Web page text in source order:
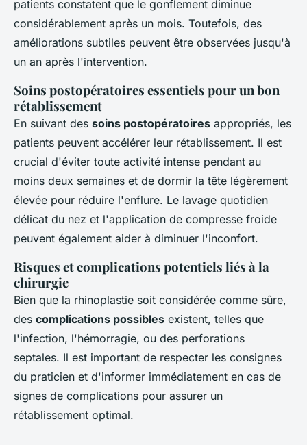
patients constatent que le gonflement diminue
considérablement après un mois. Toutefois, des
améliorations subtiles peuvent être observées jusqu'à
un an après l'intervention.
Soins postopératoires essentiels pour un bon
rétablissement
En suivant des soins postopératoires appropriés, les
patients peuvent accélérer leur rétablissement. Il est
crucial d'éviter toute activité intense pendant au
moins deux semaines et de dormir la tête légèrement
élevée pour réduire l'enflure. Le lavage quotidien
délicat du nez et l'application de compresse froide
peuvent également aider à diminuer l'inconfort.
Risques et complications potentiels liés à la
chirurgie
Bien que la rhinoplastie soit considérée comme sûre,
des complications possibles existent, telles que
l'infection, l'hémorragie, ou des perforations
septales. Il est important de respecter les consignes
du praticien et d'informer immédiatement en cas de
signes de complications pour assurer un
rétablissement optimal.